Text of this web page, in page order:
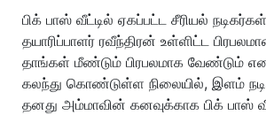
பிக் பாஸ் வீட்டில் ஏகப்பட்ட சீரியல்
தயாரிப்பாளர் ரவீந்திரன் உள்ளிட்ட
தாங்கள் மீண்டும் பிரபலமாக வேண்டும்
கலந்து கொண்டுள்ள நிலையில், இளம்
தனது அம்மாவின் கனவுக்காக பிக் பாஸ்